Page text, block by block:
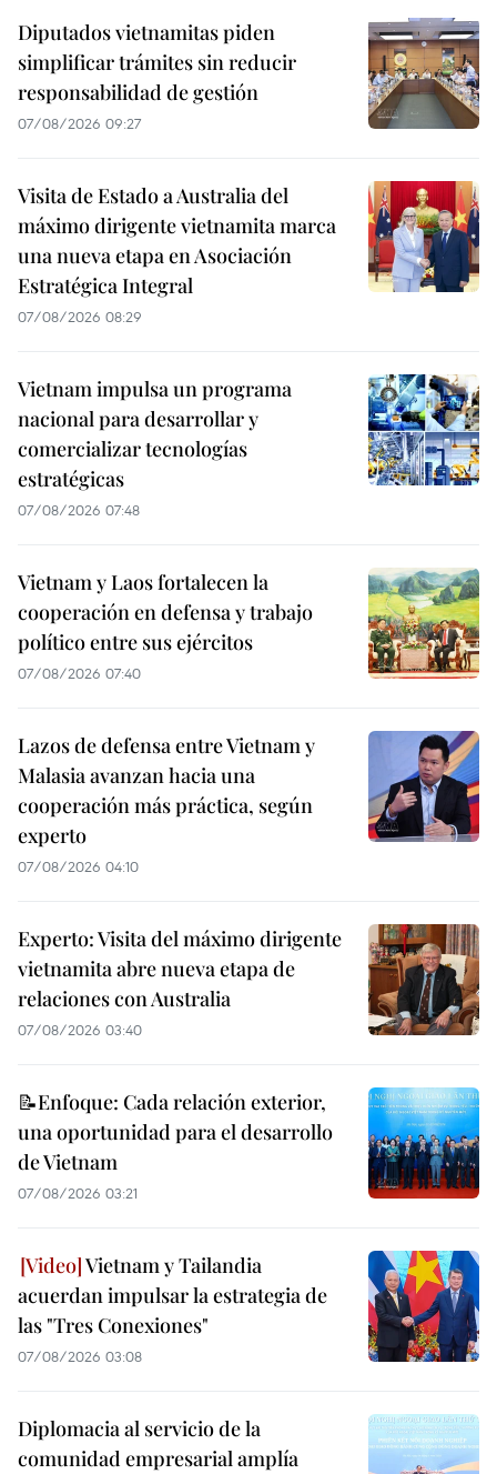
Diputados vietnamitas piden
simplificar trámites sin reducir
responsabilidad de gestión
07/08/2026 09:27
Visita de Estado a Australia del
máximo dirigente vietnamita marca
una nueva etapa en Asociación
Estratégica Integral
07/08/2026 08:29
Vietnam impulsa un programa
nacional para desarrollar y
comercializar tecnologías
estratégicas
07/08/2026 07:48
Vietnam y Laos fortalecen la
cooperación en defensa y trabajo
político entre sus ejércitos
07/08/2026 07:40
Lazos de defensa entre Vietnam y
Malasia avanzan hacia una
cooperación más práctica, según
experto
07/08/2026 04:10
Experto: Visita del máximo dirigente
vietnamita abre nueva etapa de
relaciones con Australia
07/08/2026 03:40
📝Enfoque: Cada relación exterior,
una oportunidad para el desarrollo
de Vietnam
07/08/2026 03:21
Vietnam y Tailandia
acuerdan impulsar la estrategia de
las "Tres Conexiones"
07/08/2026 03:08
Diplomacia al servicio de la
comunidad empresarial amplía